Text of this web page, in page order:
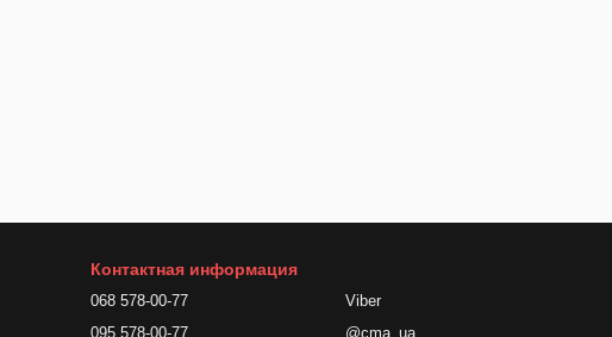
Контактная информация
068 578-00-77
095 578-00-77
Viber
@cma_ua